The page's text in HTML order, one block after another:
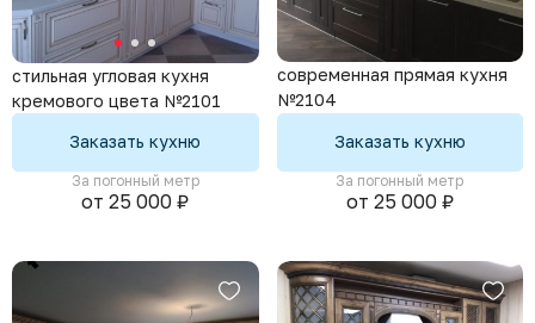
стильная угловая кухня
кремового цвета №2101
Заказать кухню
За погонный метр
от 25 000 ₽
современная прямая кухня
№2104
Заказать кухню
За погонный метр
от 25 000 ₽